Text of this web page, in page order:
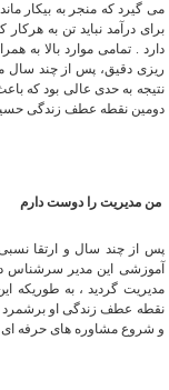
می گیرد که منجر به بیکار
برای درآمد نباید تن به
دارد . تمامی موارد بالا به
ریزی دقیق، پس از چند سال
نتیجه به حدی عالی بود که
دومین نقطه عطف زندگی
من مدیریت را دوست دارم
پس از چند سال و ارتقا
آموزشی این مدیر سرشناس
مدیریت گردید ، به طوریکه
نقطه عطف زندگی او برشمرد
و شروع مشاوره های حرفه ای